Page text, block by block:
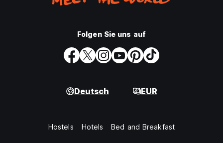
Folgen Sie uns auf
Deutsch EUR
Hostels Hotels Bed and Breakfast